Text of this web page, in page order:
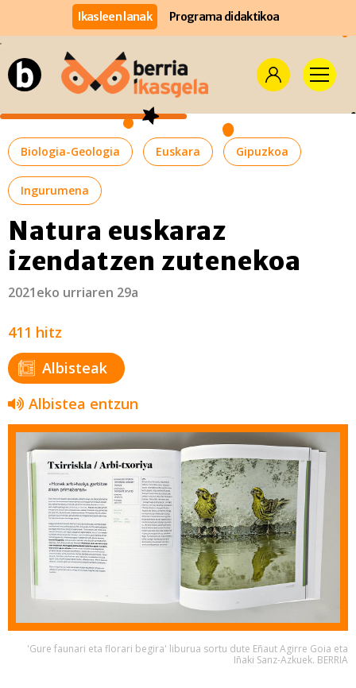
Ikasleen lanak Programa didaktikoa
Biologia-Geologia Euskara Gipuzkoa
Ingurumena
Natura euskaraz
izendatzen zutenekoa
2021eko urriaren 29a
411 hitz
Albisteak
Albistea entzun
'Gure faunari eta florari begira' liburua sortu dute Eñaut Agirre Goia eta
Iñaki Sanz-Azkuek. BERRIA